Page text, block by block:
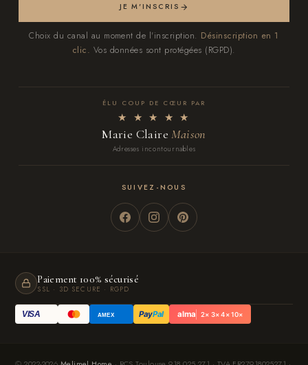
JE M'INSCRIS
Choix du canal au moment de l'inscription. Désinscription en 1
clic. Vos données sont protégées (RGPD).
ÉLU COUP DE CŒUR PAR
★ ★ ★ ★ ★
Marie ClaireMaison
Adresses incontournables
SUIVEZ-NOUS
Paiement 100% sécurisé
SSL · 3D SECURE · RGPD
VISA AMEX PayPal alma 2× 3× 4× 10×